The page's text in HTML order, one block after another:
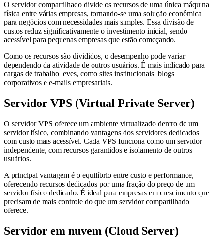
O servidor compartilhado divide os recursos de uma única máquina
física entre várias empresas, tornando-se uma solução econômica
para negócios com necessidades mais simples. Essa divisão de
custos reduz significativamente o investimento inicial, sendo
acessível para pequenas empresas que estão começando.
Como os recursos são divididos, o desempenho pode variar
dependendo da atividade de outros usuários. É mais indicado para
cargas de trabalho leves, como sites institucionais, blogs
corporativos e e-mails empresariais.
Servidor VPS (Virtual Private Server)
O servidor VPS oferece um ambiente virtualizado dentro de um
servidor físico, combinando vantagens dos servidores dedicados
com custo mais acessível. Cada VPS funciona como um servidor
independente, com recursos garantidos e isolamento de outros
usuários.
A principal vantagem é o equilíbrio entre custo e performance,
oferecendo recursos dedicados por uma fração do preço de um
servidor físico dedicado. É ideal para empresas em crescimento que
precisam de mais controle do que um servidor compartilhado
oferece.
Servidor em nuvem (Cloud Server)